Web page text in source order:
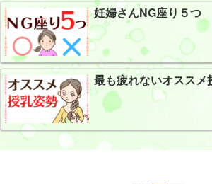
妊婦さんNG座り５つ
最も疲れないオススメ